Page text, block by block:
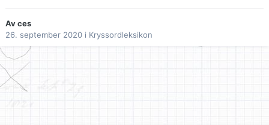
Avces
26. september 2020 i Kryssordleksikon